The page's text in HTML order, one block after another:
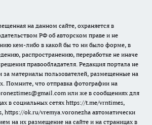
на данном сайте, охраняется в
РФ об авторском праве и не
кем-либо в какой бы то ни было форме, в
распространению, переработке не иначе
правообладателя. Редакция портала не
за материалы пользователей, размещенные на
Помните, что отправка фотографии на
или же в сообщениях для
в социальных сетях https://t.me/vrntimes,
, https://ok.ru/vremya.voronezha автоматически
на их размещение на сайте и на страницах в